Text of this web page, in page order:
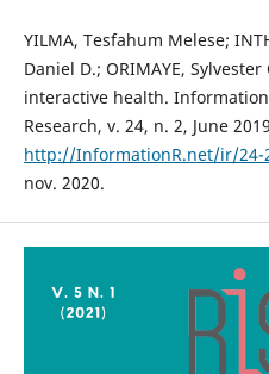
YILMA, Tesfahum Melese;
Daniel D.; ORIMAYE,
interactive health.
Research, v. 24, n. 2, June
http://InformationR.net/ir/24-
nov. 2020.